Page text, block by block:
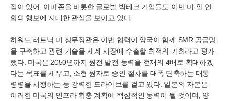
점이 있어, 아마존을 비롯한 글로벌 빅테크 기업들도 이번 미·일 연
합의 행보에 지대한 관심을 보이고 있다.
하워드 러트닉 미 상무장관은 이번 협력이 양국이 함께 SMR 공급망
을 구축하고 관련 기술을 세계 시장에 수출할 최적의 기회라고 평가
했다. 미국은 2050년까지 원전 발전 능력을 현재의 4배로 확대하겠
다는 목표를 세우고, 소형 원자로 승인 절차를 대폭 단축하는 대통
령령을 시행하는 등 강력한 드라이브를 걸고 있다. 일본의 자본은
이러한 미국의 인프라 확충 계획에 핵심적인 동력이 될 것이며, 양